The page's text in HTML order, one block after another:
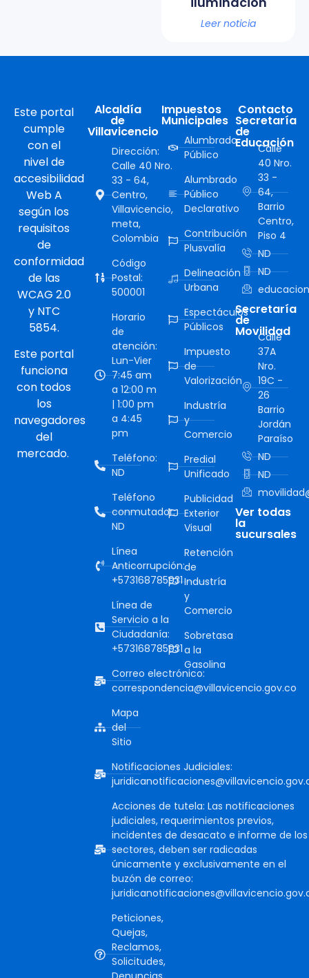
Leer noticia
Este portal
cumple
con el
nivel de
accesibilidad
Web A
según los
requisitos
de
conformidad
de las
WCAG 2.0
y NTC
5854.
Este portal
funciona
con todos
los
navegadores
del
mercado.
Alcaldía
de
Villavicencio
Dirección:
Calle 40 Nro.
33 - 64,
Centro,
Villavicencio,
meta,
Colombia
Código
Postal:
500001
Horario
de
atención:
Lun-Vier
7:45 am
a 12:00 m
| 1:00 pm
a 4:45
pm
Teléfono:
ND
Teléfono
conmutador:
ND
Línea
Anticorrupción:
+573168785931
Línea de
Servicio a la
Ciudadanía:
+573168785931
Correo electrónico:
correspondencia@villavicencio.gov.co
Mapa
del
Sitio
Notificaciones Judiciales:
Acciones de tutela: Las notificaciones
judiciales, requerimientos previos,
incidentes de desacato e informe de los
sectores, deben ser radicadas
únicamente y exclusivamente en el
buzón de correo:
Peticiones,
Quejas,
Reclamos,
Solicitudes,
Impuestos
Municipales
Alumbrado
Público
Alumbrado
Público
Declarativo
Contribución
Plusvalía
Delineación
Urbana
Espectáculos
Públicos
Impuesto
de
Valorización
Industría
y
Comercio
Predial
Unificado
Publicidad
Exterior
Visual
Retención
de
Industría
y
Comercio
Sobretasa
a la
Gasolina
Contacto
Secretaría
de
Educación
Calle
40 Nro.
33 -
64,
Barrio
Centro,
Piso 4
ND
ND
Secretaría
de
Movilidad
Calle
37A
Nro.
19C -
26
Barrio
Jordán
Paraíso
ND
ND
Ver todas
la
sucursales